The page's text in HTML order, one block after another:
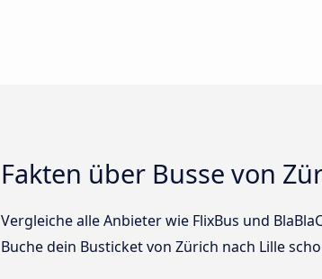
Fakten über Busse von
Vergleiche alle Anbieter wie FlixBus und
Buche dein Busticket von Zürich nach Lille